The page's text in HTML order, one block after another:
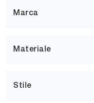
Marca
Materiale
Stile